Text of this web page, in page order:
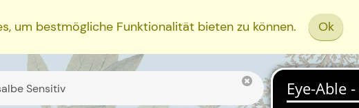
um bestmögliche Funktionalität bieten zu können. Ok